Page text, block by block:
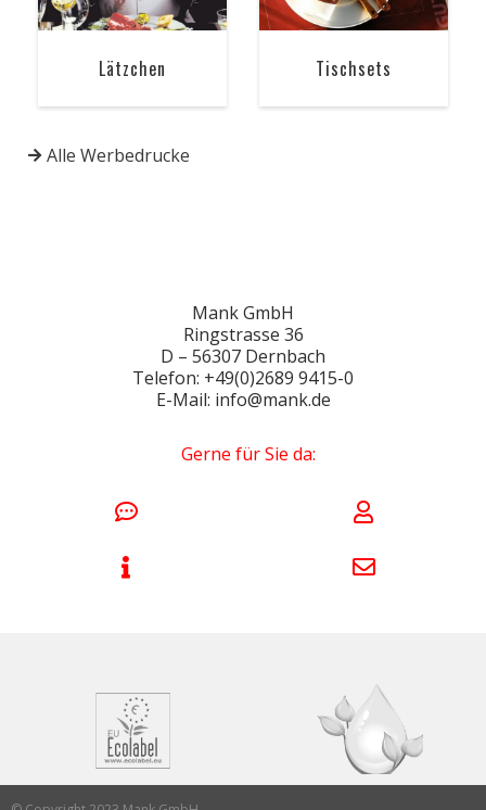
Lätzchen Tischsets
Alle Werbedrucke
Mank GmbH
Ringstrasse 36
D – 56307 Dernbach
Telefon: +49(0)2689 9415-0
E-Mail: info@mank.de
Gerne für Sie da: